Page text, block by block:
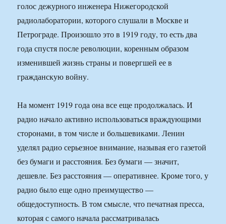
голос дежурного инженера Нижегородской
радиолаборатории, которого слушали в Москве и
Петрограде. Произошло это в 1919 году, то есть два
года спустя после революции, коренным образом
изменившей жизнь страны и повергшей ее в
гражданскую войну.
На момент 1919 года она все еще продолжалась. И
радио начало активно использоваться враждующими
сторонами, в том числе и большевиками. Ленин
уделял радио серьезное внимание, называя его газетой
без бумаги и расстояния. Без бумаги — значит,
дешевле. Без расстояния — оперативнее. Кроме того, у
радио было еще одно преимущество —
общедоступность. В том смысле, что печатная пресса,
которая с самого начала рассматривалась